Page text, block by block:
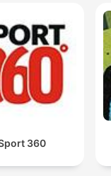
360